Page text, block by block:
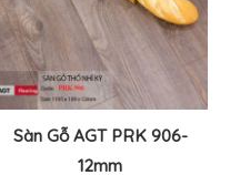
Sàn Gỗ AGT PRK 906-
12mm